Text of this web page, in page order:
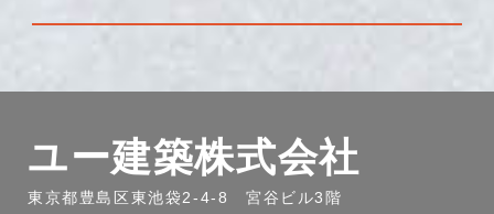
ユー建築株式会社
東京都豊島区東池袋2-4-8 宮谷ビル3階